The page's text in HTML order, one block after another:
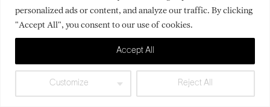
personalized ads or content, and analyze our traffic. By clicking
"Accept All", you consent to our use of cookies.
Customize Reject All
Accept All
Grafica digitale su carta cotone
130 x 115 cm (51.18 x 45.28 in)
Grafica digitale su carta cotone
130 x 115 cm (51.18 x 45.28 in)